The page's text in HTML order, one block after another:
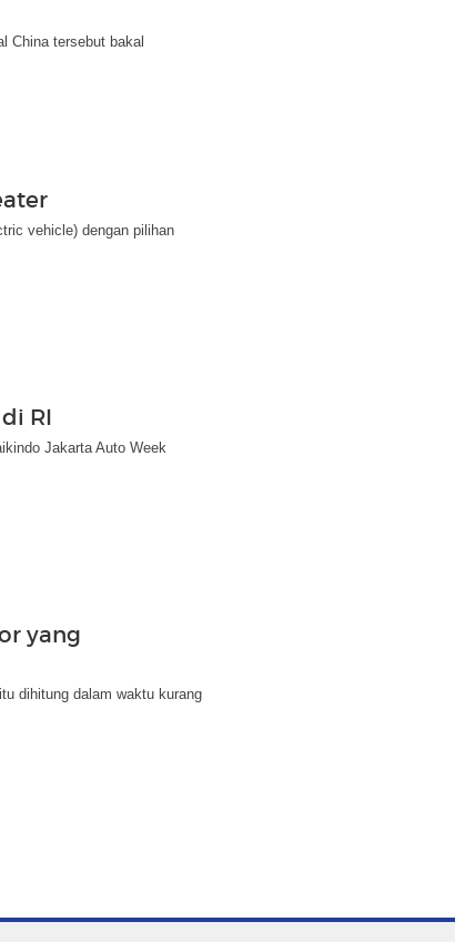
China tersebut bakal
vehicle) dengan pilihan
RI
Jakarta Auto Week
yang
dihitung dalam waktu kurang